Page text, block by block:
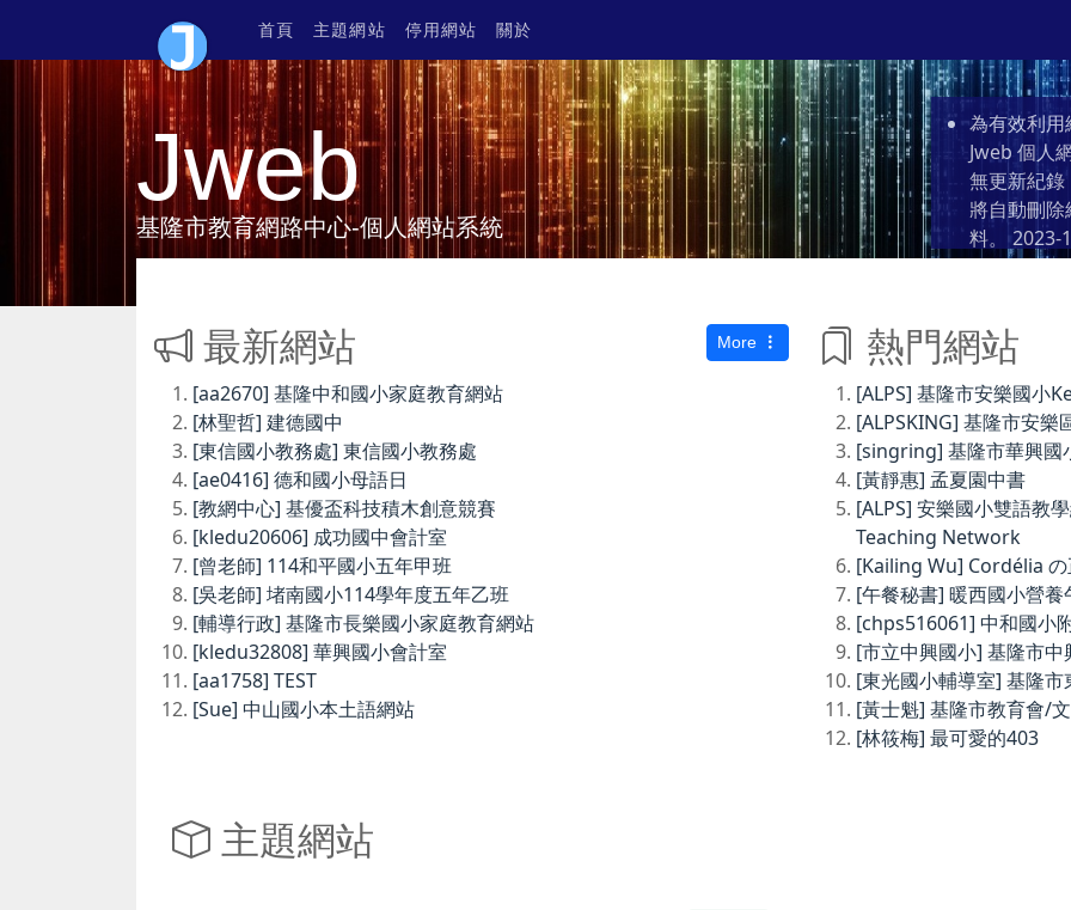
首頁 主題網站 停用網站 關於
Jweb
基隆市教育網路中心-個人網站系統
為有效利
Jweb 個人
無更新紀
將自動刪
料。 2023-
最新網站 More
[aa2670] 基隆中和國小家庭教育網站
[林聖哲] 建德國中
[東信國小教務處] 東信國小教務處
[ae0416] 德和國小母語日
[教網中心] 基優盃科技積木創意競賽
[kledu20606] 成功國中會計室
[曾老師] 114和平國小五年甲班
[吳老師] 堵南國小114學年度五年乙班
[輔導行政] 基隆市長樂國小家庭教育網站
[kledu32808] 華興國小會計室
[aa1758] TEST
[Sue] 中山國小本土語網站
熱門網站
[ALPS] 基隆市安樂國小
[ALPSKING] 基隆市安樂
[singring] 基隆市華興國
[黃靜惠] 孟夏園中書
[ALPS] 安樂國小雙語教
Teaching Network
[Kailing Wu] Cordélia
[午餐秘書] 暖西國小營養
[chps516061] 中和國小
[市立中興國小] 基隆市
[東光國小輔導室] 基隆
[黃士魁] 基隆市教育會/
[林筱梅] 最可愛的403
主題網站